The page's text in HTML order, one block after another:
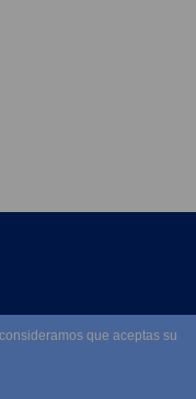
que aceptas su